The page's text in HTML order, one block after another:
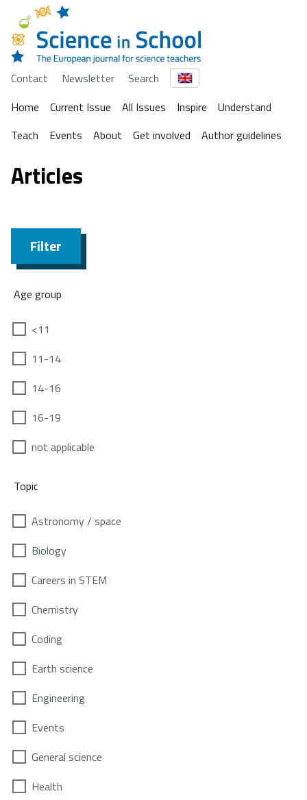
Contact Newsletter
Search
Home
Current Issue All Issues Inspire
Understand
Teach
Events About Get involved Author guidelines
Articles
Filter
Age group
<11
11-14
14-16
16-19
not applicable
Topic
Astronomy / space
Biology
Careers in STEM
Chemistry
Coding
Earth science
Engineering
Events
General science
Health